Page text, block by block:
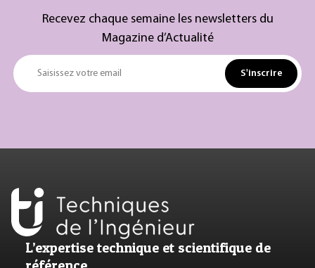
Recevez chaque semaine les newsletters du
Magazine d’Actualité
Saisissez votre email S'inscrire
L’expertise technique et scientifique de